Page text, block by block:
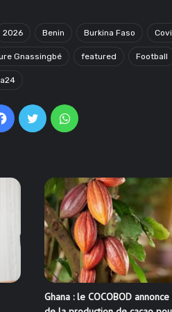
2026 Benin Burkina Faso
Gnassingbé featured Football
Facebook
TwitterWhatsApp
Ghana : le COCOBOD